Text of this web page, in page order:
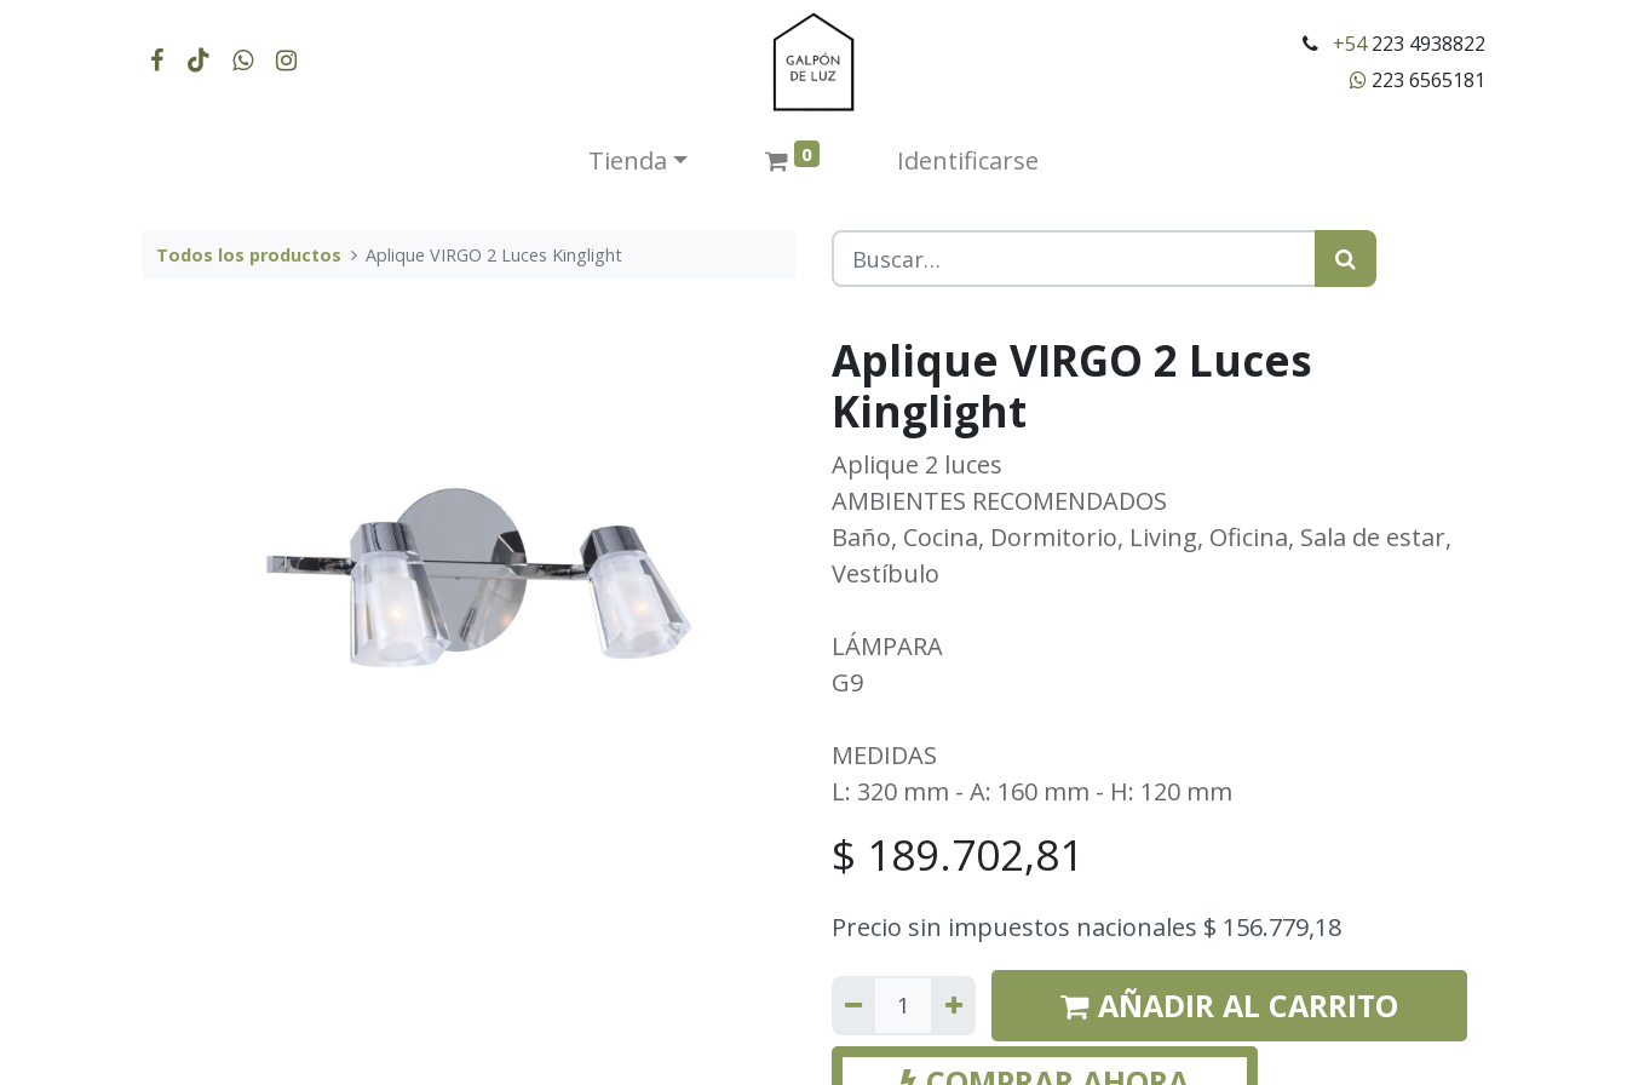
+54223 4938822
223 6565181
Tienda​ 0 Identificarse
Todos los productos Aplique VIRGO 2 Luces Kinglight
Aplique VIRGO 2 Luces
Kinglight
Aplique 2 luces
AMBIENTES RECOMENDADOS
Baño, Cocina, Dormitorio, Living, Oficina, Sala de estar,
Vestíbulo
LÁMPARA
G9
MEDIDAS
L: 320 mm - A: 160 mm - H: 120 mm
$ 189.702,81
Precio sin impuestos nacionales $ 156.779,18
AÑADIR AL CARRITO